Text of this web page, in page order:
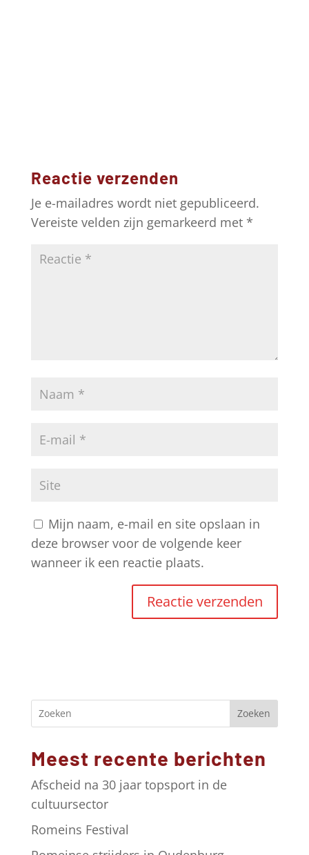
Reactie verzenden
Je e-mailadres wordt niet gepubliceerd.
Vereiste velden zijn gemarkeerd met *
Mijn naam, e-mail en site opslaan in
deze browser voor de volgende keer
wanneer ik een reactie plaats.
r
n
t
i
v
e
Zoeken
Meest recente berichten
Afscheid na 30 jaar topsport in de
cultuursector
Romeins Festival